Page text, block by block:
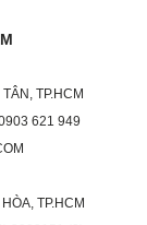
TP.HCM
621 949
TP.HCM